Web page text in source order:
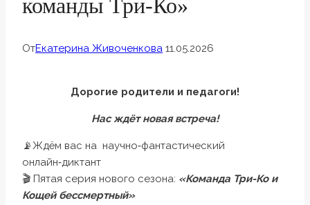
команды Три-Ко»
ОтЕкатерина Живоченкова 11.05.2026
Дорогие родители и педагоги!
Нас ждёт новая встреча!
📡Ждём вас на научно‑фантастический
онлайн‑диктант
🎬 Пятая серия нового сезона: «Команда Три-Ко и
Кощей бессмертный»